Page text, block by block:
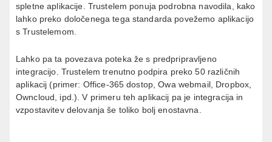
spletne aplikacije. Trustelem ponuja podrobna navodila, kako
lahko preko določenega tega standarda povežemo aplikacijo
s Trustelemom.
Lahko pa ta povezava poteka že s predpripravljeno
integracijo. Trustelem trenutno podpira preko 50 različnih
aplikacij (primer: Office-365 dostop, Owa webmail, Dropbox,
Owncloud, ipd.). V primeru teh aplikacij pa je integracija in
vzpostavitev delovanja še toliko bolj enostavna.